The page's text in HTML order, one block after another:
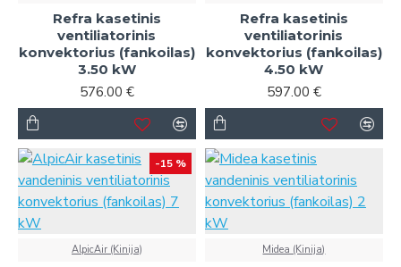
Refra kasetinis
ventiliatorinis
konvektorius (fankoilas)
3.50 kW
576.00 €
Refra kasetinis
ventiliatorinis
konvektorius (fankoilas)
4.50 kW
597.00 €
-15 %
AlpicAir (Kinija) Midea (Kinija)